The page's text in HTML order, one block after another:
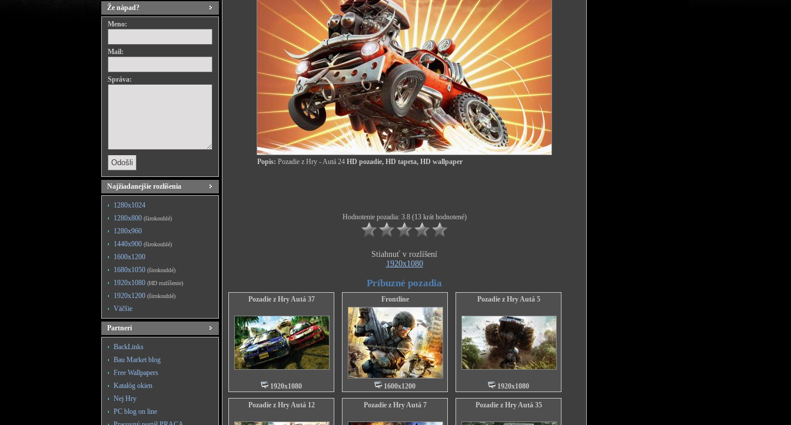
Že nápad?
Meno:
Mail:
Správa:
Najžiadanejšie rozlíšenia
1280x1024
1280x800 (širokouhlé)
1280x960
1440x900 (širokouhlé)
1600x1200
1680x1050 (širokouhlé)
1920x1080 (HD rozlíšenie)
1920x1200 (širokouhlé)
Väčšie
Partneri
BackLinks
Bau Market blog
Free Wallpapers
Katalóg okien
Nej Hry
PC blog on line
Popis: Pozadie z Hry - Autá 24 HD pozadie, HD tapeta, HD wallpaper
Hodnotenie pozadia: 3.8 (13 krát hodnotené)
Stiahnuť v rozlíšení
1920x1080
Príbuzné pozadia
Pozadie z Hry Autá 37
1920x1080
Frontline
1600x1200
Pozadie z Hry Autá 5
1920x1080
Pozadie z Hry Autá 12 Pozadie z Hry Autá 7 Pozadie z Hry Autá 35